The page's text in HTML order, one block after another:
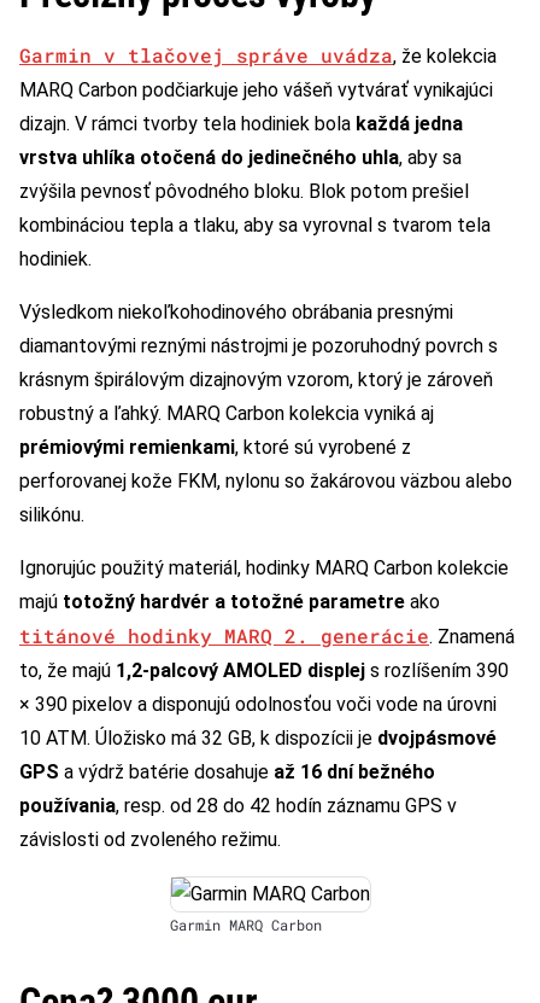
Garmin v tlačovej správe uvádza, že kolekcia
MARQ Carbon podčiarkuje jeho vášeň vytvárať vynikajúci
dizajn. V rámci tvorby tela hodiniek bola každá jedna
vrstva uhlíka otočená do jedinečného uhla, aby sa
zvýšila pevnosť pôvodného bloku. Blok potom prešiel
kombináciou tepla a tlaku, aby sa vyrovnal s tvarom tela
hodiniek.
Výsledkom niekoľkohodinového obrábania presnými
diamantovými reznými nástrojmi je pozoruhodný povrch s
krásnym špirálovým dizajnovým vzorom, ktorý je zároveň
robustný a ľahký. MARQ Carbon kolekcia vyniká aj
prémiovými remienkami, ktoré sú vyrobené z
perforovanej kože FKM, nylonu so žakárovou väzbou alebo
silikónu.
Ignorujúc použitý materiál, hodinky MARQ Carbon kolekcie
majú totožný hardvér a totožné parametre ako
titánové hodinky MARQ 2. generácie. Znamená
to, že majú 1,2-palcový AMOLED displej s rozlíšením 390
× 390 pixelov a disponujú odolnosťou voči vode na úrovni
10 ATM. Úložisko má 32 GB, k dispozícii je dvojpásmové
GPS a výdrž batérie dosahuje až 16 dní bežného
používania, resp. od 28 do 42 hodín záznamu GPS v
závislosti od zvoleného režimu.
Garmin MARQ Carbon